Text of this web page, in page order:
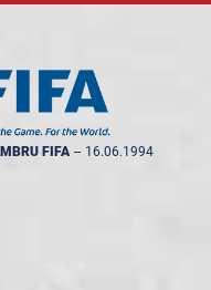
FIFA -- 16.06.1994